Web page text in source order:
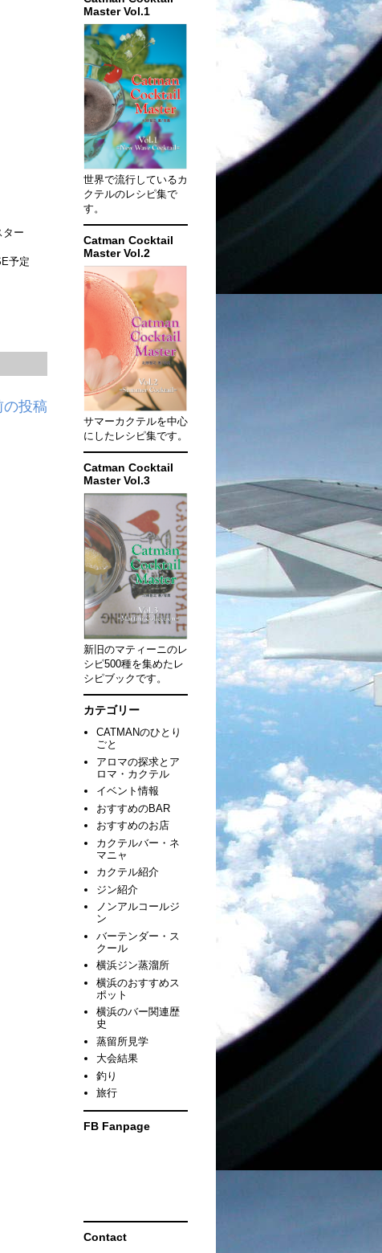
ター
予定
の投稿
Master Vol.1
世界で流行しているカ
クテルのレシピ集で
す。
Catman Cocktail
Master Vol.2
サマーカクテルを中心
にしたレシピ集です。
Catman Cocktail
Master Vol.3
新旧のマティーニのレ
シピ500種を集めたレ
シピブックです。
カテゴリー
CATMANのひとり
ごと
アロマの探求とア
ロマ・カクテル
イベント情報
おすすめのBAR
おすすめのお店
カクテルバー・ネ
マニャ
カクテル紹介
ジン紹介
ノンアルコールジ
ン
バーテンダー・ス
クール
横浜ジン蒸溜所
横浜のおすすめス
ポット
横浜のバー関連歴
史
蒸留所見学
大会結果
釣り
旅行
FB Fanpage
Contact